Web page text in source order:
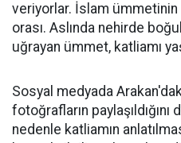
veriyorlar. İslam ümmetinin
orası. Aslında nehirde
uğrayan ümmet, katliamı
Sosyal medyada
fotoğrafların
nedenle katliamın